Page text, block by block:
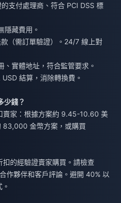
支付處理商、符合 PCI DSS 標
隱藏費用。
（需訂單驗證）。24/7 線上對
、實體地址，符合監管要求。
USD 結算，消除轉換費。
錢？
賣家：根據方案約 9.45-10.60 美
83,000 金幣方案，或購買
的經驗證賣家購買。請檢查
作夥伴和客戶評論。避開 40% 以